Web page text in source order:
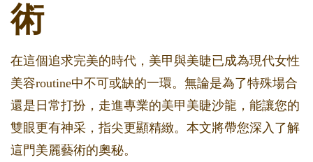
術
在這個追求完美的時代，美甲與美睫已成為現代女性
美容routine中不可或缺的一環。無論是為了特殊場合
還是日常打扮，走進專業的美甲美睫沙龍，能讓您的
雙眼更有神采，指尖更顯精緻。本文將帶您深入了解
這門美麗藝術的奧秘。